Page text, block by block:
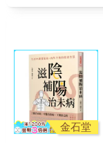
金石堂